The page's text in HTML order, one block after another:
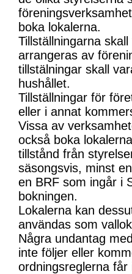
boka lokalerna.
Tillställningarna
arrangeras av
tillstälningar skall
hushållet.
Tillställningar för
eller i annat
Vissa av
också boka
tillstånd från
säsongsvis, minst
en BRF som ingår i
bokningen.
Lokalerna kan
användas som
Några undantag
inte följer eller
ordningsreglerna får